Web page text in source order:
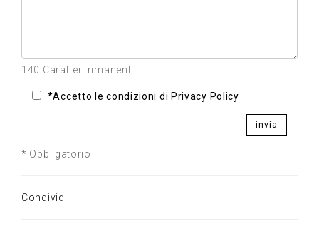
140 Caratteri rimanenti
*Accetto le condizioni di Privacy Policy
invia
* Obbligatorio
Condividi